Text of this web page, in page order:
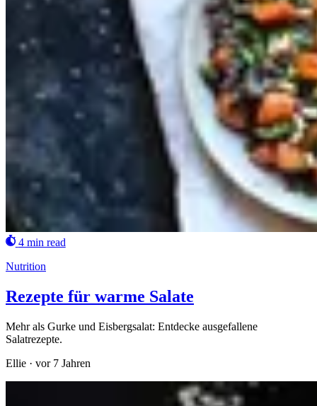
4 min read
Nutrition
Rezepte für warme Salate
Mehr als Gurke und Eisbergsalat: Entdecke ausgefallene
Salatrezepte.
Ellie · vor 7 Jahren